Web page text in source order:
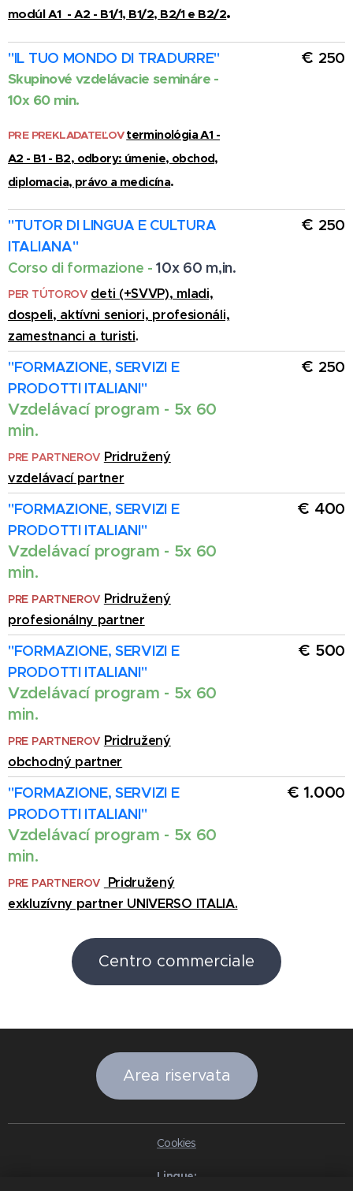
modúl A1 - A2 - B1/1, B1/2, B2/1 e B2/2.
"IL TUO MONDO DI TRADURRE"
Skupinové vzdelávacie semináre -
10x 60 min.
PRE PREKLADATEĽOVterminológia A1 -
A2 - B1 - B2, odbory: úmenie, obchod,
diplomacia, právo amedicína.
€ 250
"TUTOR DI LINGUA E CULTURA
ITALIANA"
Corso di formazione -10x 60 m,in.
PER TÚTOROV deti (+SVVP), mladi,
dospeli, aktívni seniori, profesionáli,
zamestnanci a turisti.
€ 250
"FORMAZIONE, SERVIZI E
PRODOTTI ITALIANI"
Vzdelávací program - 5x 60
min.
PRE PARTNEROV Pridružený
vzdelávací partner
€ 250
"FORMAZIONE, SERVIZI E
PRODOTTI ITALIANI"
Vzdelávací program - 5x 60
min.
PRE PARTNEROV Pridružený
profesionálny partner
€ 400
"FORMAZIONE, SERVIZI E
PRODOTTI ITALIANI"
Vzdelávací program - 5x 60
min.
PRE PARTNEROV Pridružený
obchodný partner
€ 500
"FORMAZIONE, SERVIZI E
PRODOTTI ITALIANI"
Vzdelávací program - 5x 60
min.
PRE PARTNEROV
Pridružený
exkluzívny partner UNIVERSO ITALIA.
€ 1.000
Centro commerciale
Area riservata
Cookies
Lingue